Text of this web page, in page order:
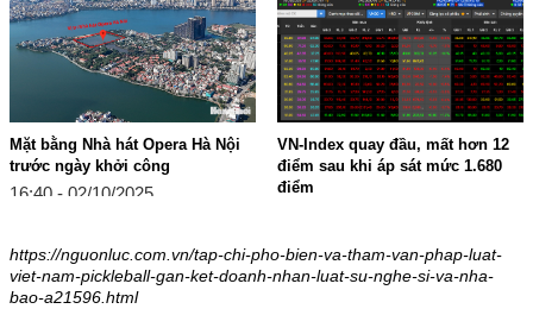
Mặt bằng Nhà hát Opera Hà Nội
trước ngày khởi công
16:40 - 02/10/2025
VN-Index quay đầu, mất hơn 12
điểm sau khi áp sát mức 1.680
điểm
https://nguonluc.com.vn/tap-chi-pho-bien-va-tham-van-phap-luat-
viet-nam-pickleball-gan-ket-doanh-nhan-luat-su-nghe-si-va-nha-
bao-a21596.html